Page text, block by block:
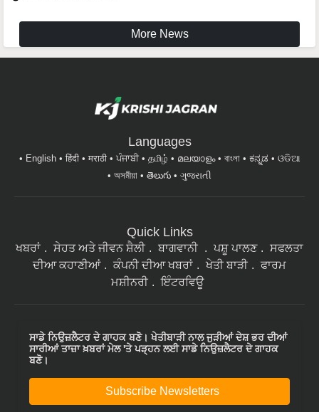
ਪੰਜਾਬੀ தமிழ் മലയാളം
অসমীয়া
తెలుగు ગુજરાતી
ਸੇਹਤ ਅਤੇ ਜੀਵਨ ਸ਼ੈਲੀ ਬਾਗਵਾਨੀ
ਦੀਆ ਕਹਾਣੀਆਂ
ਕੰਪਨੀ ਦੀਆ ਖਬਰਾਂ ਖੇਤੀ ਬਾੜੀ
ਫਾਰਮ
ਮਸ਼ੀਨਰੀ
ਇੰਟਰਵਿਊ
ਬਣੋ।